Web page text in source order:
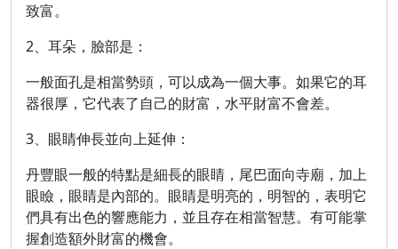
致富。
2、耳朵，臉部是：
一般面孔是相當勢頭，可以成為一個大事。如果它的耳
器很厚，它代表了自己的財富，水平財富不會差。
3、眼睛伸長並向上延伸：
丹豐眼一般的特點是細長的眼睛，尾巴面向寺廟，加上
眼瞼，眼睛是內部的。眼睛是明亮的，明智的，表明它
們具有出色的響應能力，並且存在相當智慧。有可能掌
握創造額外財富的機會。